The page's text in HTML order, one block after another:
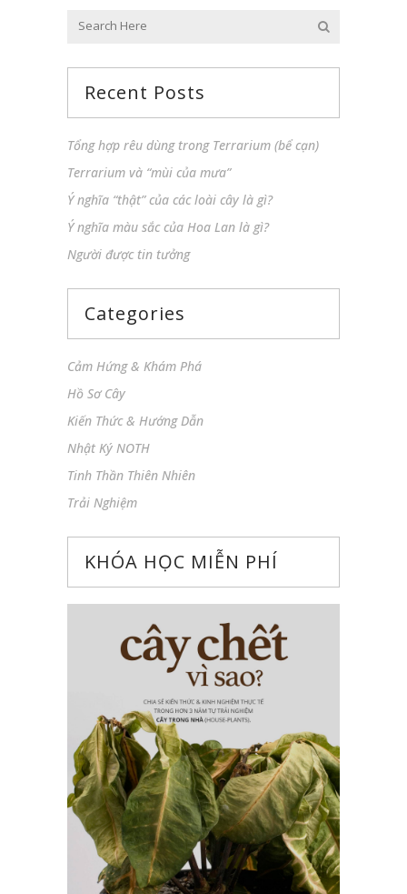
Recent Posts
Tổng hợp rêu dùng trong Terrarium (bể cạn)
Terrarium và “mùi của mưa”
Ý nghĩa “thật” của các loài cây là gì?
Ý nghĩa màu sắc của Hoa Lan là gì?
Người được tin tưởng
Categories
Cảm Hứng & Khám Phá
Hồ Sơ Cây
Kiến Thức & Hướng Dẫn
Nhật Ký NOTH
Tinh Thần Thiên Nhiên
Trải Nghiệm
KHÓA HỌC MIỄN PHÍ